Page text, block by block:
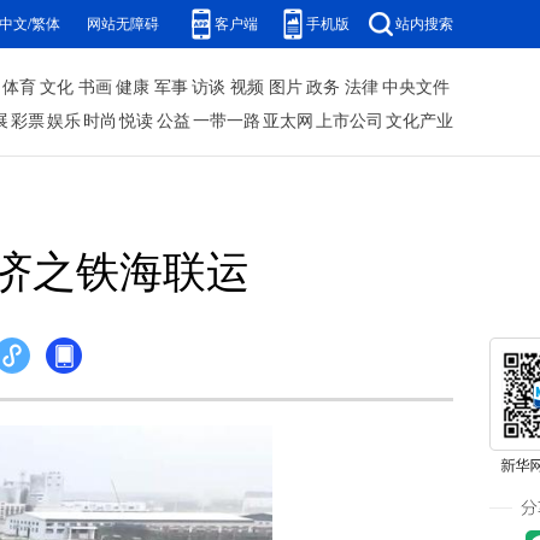
中文/繁体 网站无障碍 客户端 手机版 站内搜索
体育 文化 书画 健康 军事 访谈 视频 图片 政务 法律 中央文件
彩票娱乐 时尚 悦读 公益 一带一路 亚太网 上市公司 文化产业
之铁海联运